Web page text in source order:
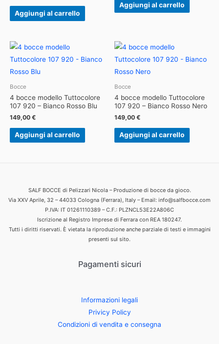
Aggiungi al carrello
Aggiungi al carrello
Bocce
4 bocce modello Tuttocolore
107 920 – Bianco Rosso Blu
149,00 €
Aggiungi al carrello
Bocce
4 bocce modello Tuttocolore
107 920 – Bianco Rosso Nero
149,00 €
Aggiungi al carrello
SALF BOCCE di Pelizzari Nicola – Produzione di bocce da gioco.
Via XXV Aprile, 32 – 44033 Cologna (Ferrara), Italy – Email: info@salfbocce.com
P.IVA: IT 01261110389 – C.F.: PLZNCL53E22A806C
Iscrizione al Registro Imprese di Ferrara con REA 180247.
Tutti i diritti riservati. È vietata la riproduzione anche parziale di testi e immagini
presenti sul sito.
Pagamenti sicuri
Informazioni legali
Privicy Policy
Condizioni di vendita e consegna